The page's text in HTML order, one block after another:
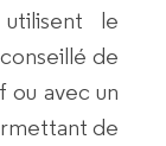
le
de
avec un
de